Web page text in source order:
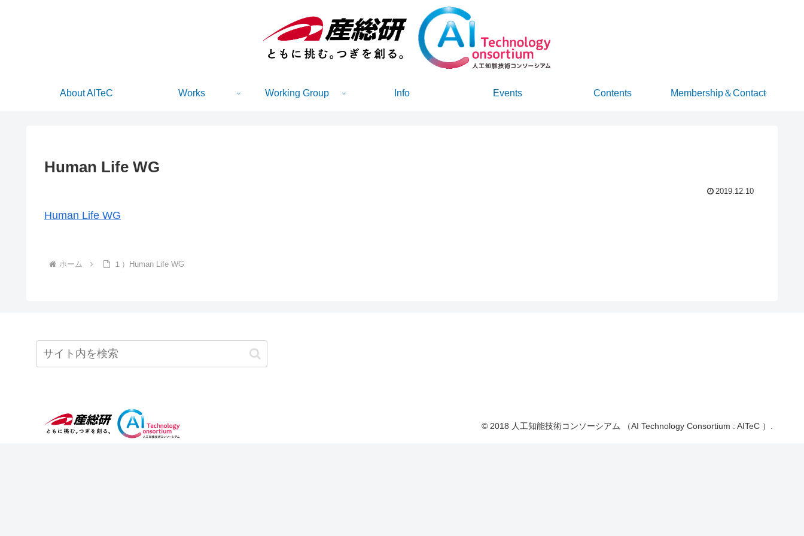
About AITeC Works Working Group Info Events Contents Membership＆Contact
Human Life WG
2019.12.10
Human Life WG
ホーム １）Human Life WG
© 2018 人工知能技術コンソーシアム （AI Technology Consortium : AITeC ）.